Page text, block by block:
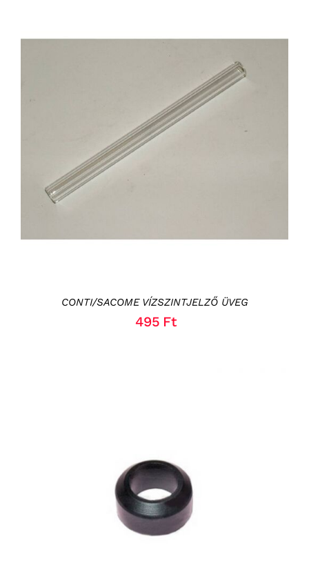
KOSÁRBA TESZEM
CONTI/SACOME VÍZSZINTJELZŐ ÜVEG
495 Ft
KOSÁRBA TESZEM / RÉSZLETEK